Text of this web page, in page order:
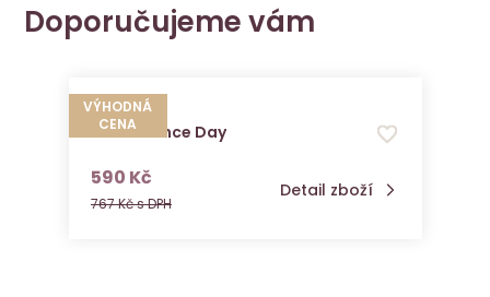
Doporučujeme vám
VÝHODNÁ
CENA
Skin Essence Day
590 Kčs DPH
767 Kč s DPH
Detail zboží